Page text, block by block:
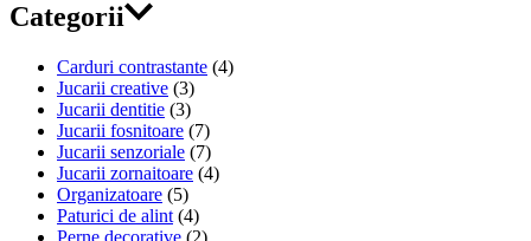
Categorii
Carduri contrastante (4)
Jucarii creative (3)
Jucarii dentitie (3)
Jucarii fosnitoare (7)
Jucarii senzoriale (7)
Jucarii zornaitoare (4)
Organizatoare (5)
Paturici de alint (4)
Perne decorative (2)